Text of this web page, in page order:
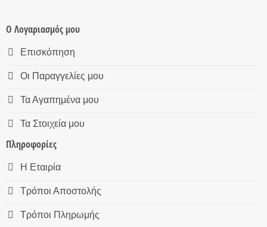
Ο Λογαριασμός μου
Επισκόπηση
Οι Παραγγελίες μου
Τα Αγαπημένα μου
Τα Στοιχεία μου
Πληροφορίες
Η Εταιρία
Τρόποι Αποστολής
Τρόποι Πληρωμής